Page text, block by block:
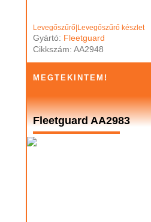
Levegőszűrő|Levegőszűrő készlet
Gyártó: Fleetguard
Cikkszám: AA2948
MEGTEKINTEM!
Fleetguard AA2983